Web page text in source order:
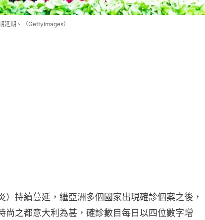
延期。（GettyImages）
）持續蔓延，繼亞洲多個國家出現確診個案之後，
尚之都意大利為甚，確診數目每日以四位數字增